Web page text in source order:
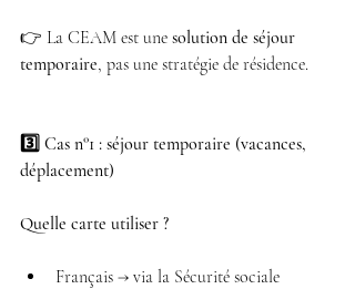
👉 La CEAM est une solution de séjour
temporaire, pas une stratégie de résidence.
3️⃣ Cas n°1 : séjour temporaire (vacances,
déplacement)
Quelle carte utiliser ?
Français → via la Sécurité sociale